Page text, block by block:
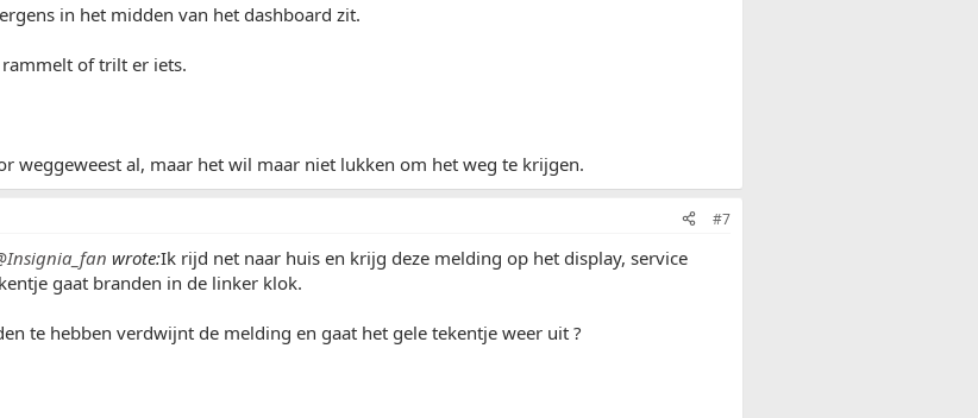
in het midden van het dashboard zit.
of trilt er iets.
weggeweest al, maar het wil maar niet lukken om het weg te krijgen.
#7
wrote:Ik rijd net naar huis en krijg deze melding op het display, service
gaat branden in de linker klok.
te hebben verdwijnt de melding en gaat het gele tekentje weer uit ?